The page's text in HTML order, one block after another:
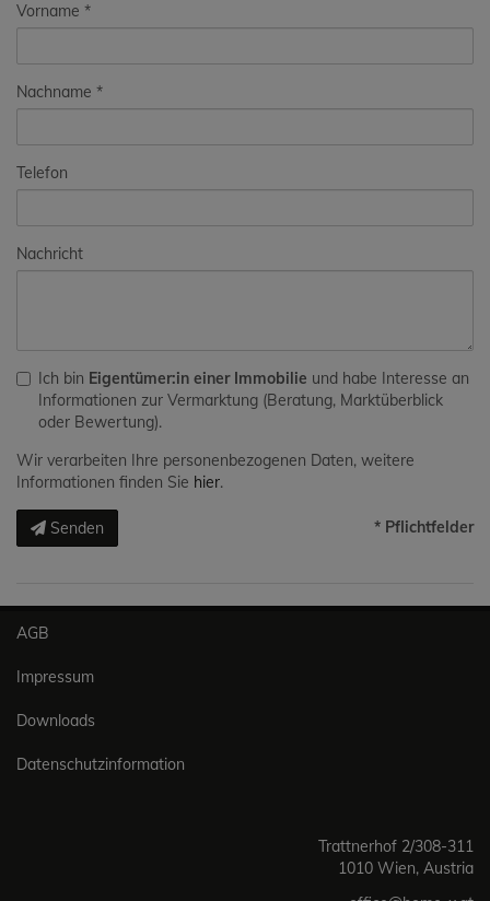
Vorname
Nachname
Telefon
Nachricht
Ich bin Eigentümer:in einer Immobilie und habe Interesse an
Informationen zur Vermarktung (Beratung, Marktüberblick
oder Bewertung).
Wir verarbeiten Ihre personenbezogenen Daten, weitere
Informationen finden Sie hier.
Senden * Pflichtfelder
AGB
Impressum
Downloads
Datenschutzinformation
Trattnerhof 2/308-311
1010 Wien, Austria